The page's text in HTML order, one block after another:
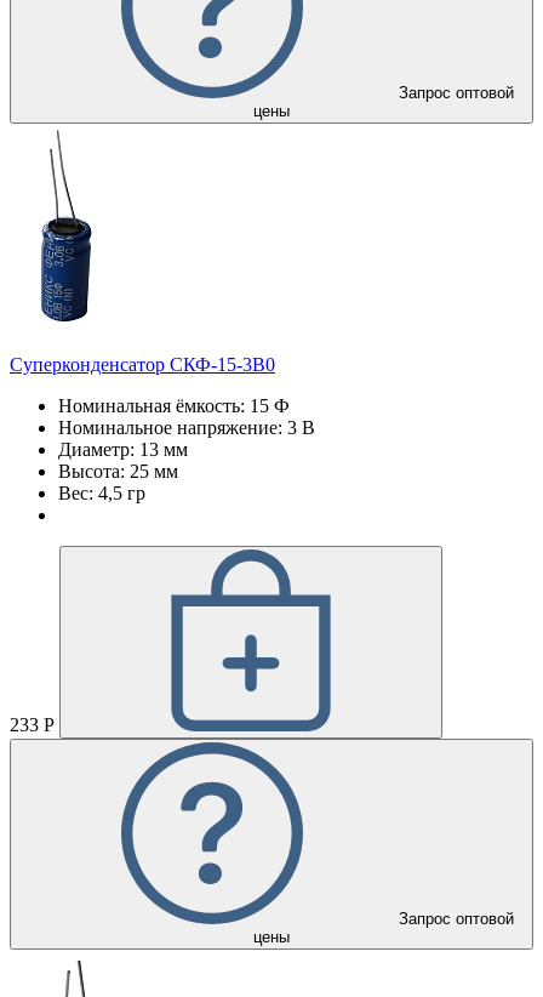
Запрос оптовой
цены
Суперконденсатор СКФ-15-3В0
Номинальная ёмкость: 15 Ф
Номинальное напряжение: 3 В
Диаметр: 13 мм
Высота: 25 мм
Вес: 4,5 гр
233 Р
Запрос оптовой
цены